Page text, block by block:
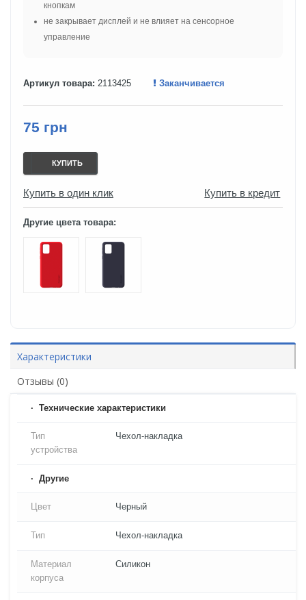
кнопкам
не закрывает дисплей и не влияет на сенсорное
управление
Артикул товара: 2113425 Заканчивается
75 грн
КУПИТЬ
Купить в один клик Купить в кредит
Другие цвета товара:
Характеристики
Отзывы (0)
Технические характеристики
Тип
устройства
Чехол-накладка
Другие
Цвет Черный
Тип Чехол-накладка
Материал
корпуса
Силикон